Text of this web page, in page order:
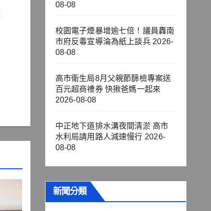
08-08
校園電子煙暴增逾七倍！議員轟南
市府反毒宣導淪為紙上談兵 2026-
08-08
高市衛生局8月父親節篩檢專案送
百元超商禮券 快揪爸媽一起來
2026-08-08
中正地下道排水溝夜間清淤 高市
水利局請用路人減速慢行 2026-
08-08
新聞分類